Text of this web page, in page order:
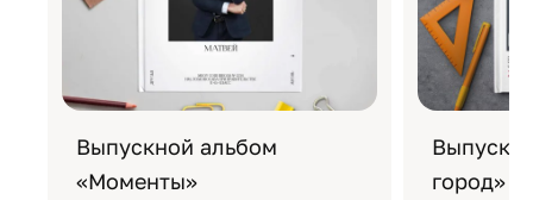
Выпускной альбом
«Моменты»
город»